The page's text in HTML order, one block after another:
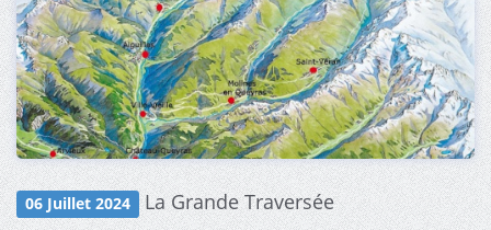
06 Juillet 2024 La Grande Traversée